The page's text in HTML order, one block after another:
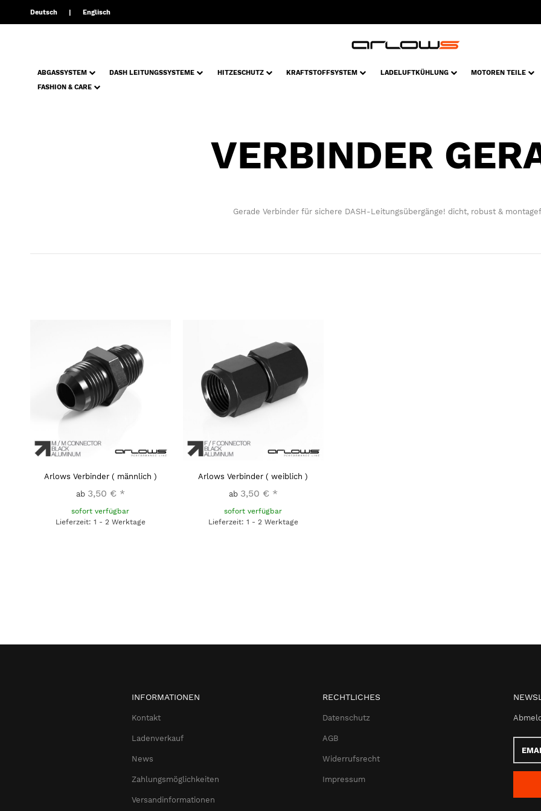
Deutsch Englisch
ABGASSYSTEM DASH LEITUNGSSYSTEME HITZESCHUTZ KRAFTSTOFFSYSTEM LADELUFTKÜHLUNG MOTOREN TEILE
FASHION & CARE
VERBINDER
Gerade Verbinder für sichere DASH-Leitungsübergänge! dicht, robust &
Arlows Verbinder ( männlich )
ab 3,50 € *
sofort verfügbar
Lieferzeit: 1 - 2 Werktage
Arlows Verbinder ( weiblich )
ab 3,50 € *
sofort verfügbar
Lieferzeit: 1 - 2 Werktage
INFORMATIONEN
Kontakt
Ladenverkauf
News
Zahlungsmöglichkeiten
Versandinformationen
RECHTLICHES
Datenschutz
AGB
Widerrufsrecht
Impressum